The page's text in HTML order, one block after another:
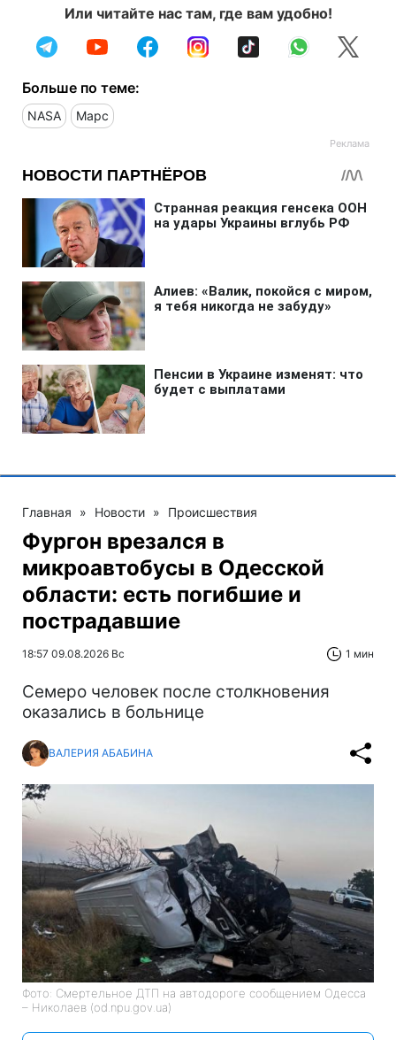
Или читайте нас там, где вам удобно!
Больше по теме:
NASA Марс
Главная » Новости » Происшествия
Фургон врезался в
микроавтобусы в Одесской
области: есть погибшие и
пострадавшие
18:57 09.08.2026 Вс 1 мин
Cемеро человек после столкновения
оказались в больнице
ВАЛЕРИЯ АБАБИНА
Фото: Смертельное ДТП на автодороге сообщением Одесса
– Николаев (od.npu.gov.ua)